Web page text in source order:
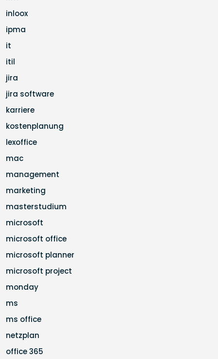
inloox
ipma
it
itil
jira
jira software
karriere
kostenplanung
lexoffice
mac
management
marketing
masterstudium
microsoft
microsoft office
microsoft planner
microsoft project
monday
ms
ms office
netzplan
office 365